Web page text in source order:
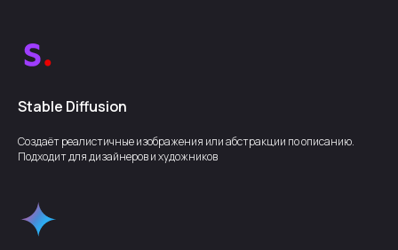
Stable Diffusion
Создаёт реалистичные изображения или абстракции по описанию.
Подходит для дизайнеров и художников